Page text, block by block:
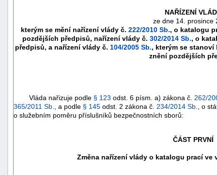
NAŘÍZENÍ
ze dne 14. prosince
kterým se mění nařízení vlády č. 222/2010 Sb., o katalogu
pozdějších předpisů, nařízení vlády č. 302/2014 Sb., o
předpisů, a nařízení vlády č. 104/2005 Sb., kterým se
znění pozdějších
Vláda nařizuje podle § 123 odst. 6 písm. a) zákona č. 262/
365/2011 Sb.
, a podle § 145 odst. 2 zákona č. 234/2014 Sb.
, o
o služebním poměru příslušníků bezpečnostních sborů:
ČÁST PRVNÍ
Změna nařízení vlády o katalogu prací ve
náhrady